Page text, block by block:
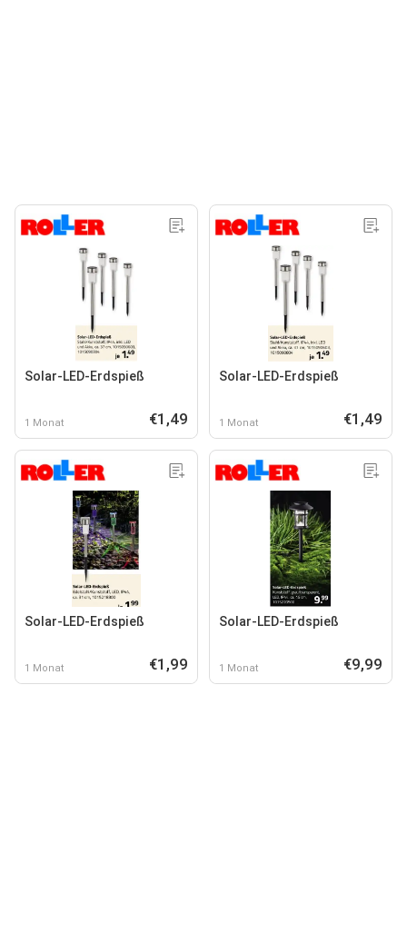
Solar-LED-Erdspieß
1 Monat €1,49
Solar-LED-Erdspieß
1 Monat €1,49
Solar-LED-Erdspieß
1 Monat €1,99
Solar-LED-Erdspieß
1 Monat €9,99